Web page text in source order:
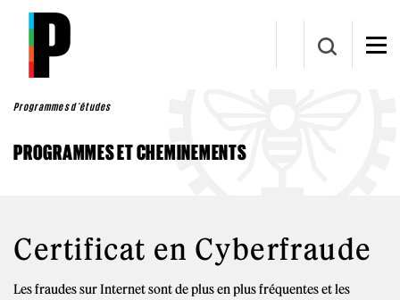
Aller au contenu principal
Programmes d'études
PROGRAMMES ET CHEMINEMENTS
Certificat en Cyberfraude
Les fraudes sur Internet sont de plus en plus fréquentes et les